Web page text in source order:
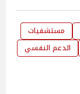
مستشفيات
الدعم النفسي